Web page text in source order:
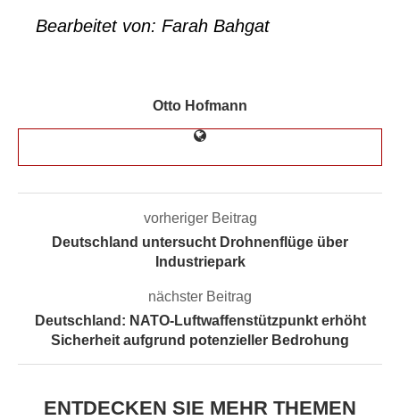
Bearbeitet von: Farah Bahgat
Otto Hofmann
vorheriger Beitrag
Deutschland untersucht Drohnenflüge über
Industriepark
nächster Beitrag
Deutschland: NATO-Luftwaffenstützpunkt erhöht
Sicherheit aufgrund potenzieller Bedrohung
ENTDECKEN SIE MEHR THEMEN